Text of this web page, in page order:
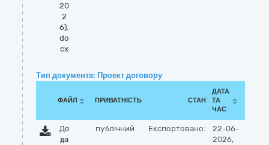
20
2
6).
do
cx
Тип документа: Проект договору
ФАЙЛ ПРИВАТНІСТЬ СТАН
ДАТА
ТА
ЧАС
До
да
публічний Експортовано:
22-06-
2026,